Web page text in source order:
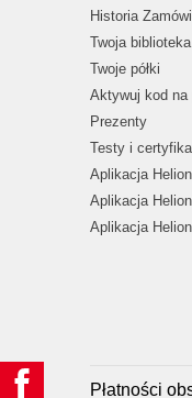
Historia
Twoja biblioteka
Twoje półki
Aktywuj kod na
Prezenty
Testy i
Aplikacja
Aplikacja
Aplikacja
Płatności